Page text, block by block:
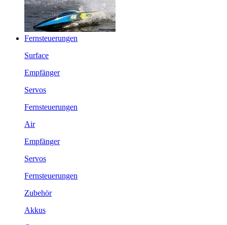
Fernsteuerungen
Surface
Empfänger
Servos
Fernsteuerungen
Air
Empfänger
Servos
Fernsteuerungen
Zubehör
Akkus